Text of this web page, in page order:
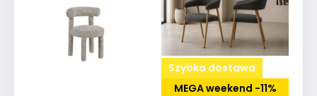
Szybka dostawa
MEGA weekend -11%